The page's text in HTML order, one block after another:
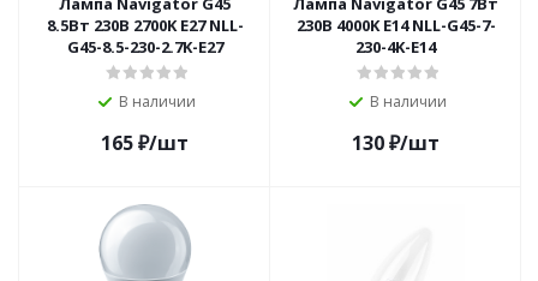
8.5Вт 230В 2700K E27 NLL-
G45-8.5-230-2.7K-E27
В наличии
165₽/шт
230В 4000K E14 NLL-G45-7-
230-4K-E14
В наличии
130₽/шт